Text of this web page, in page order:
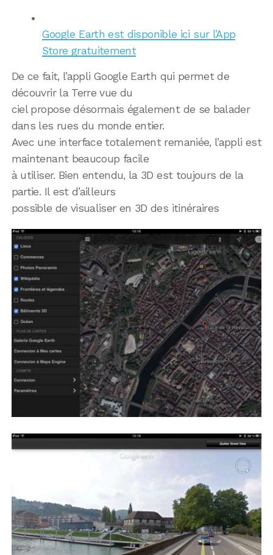
Google Earth est disponible ici sur l’App
Store gratuitement
De ce fait, l’appli Google Earth qui permet de
découvrir la Terre vue du
ciel propose désormais également de se balader
dans les rues du monde entier.
Avec une interface totalement remaniée, l’appli est
maintenant beaucoup facile
à utiliser. Bien entendu, la 3D est toujours de la
partie. Il est d’ailleurs
possible de visualiser en 3D des itinéraires